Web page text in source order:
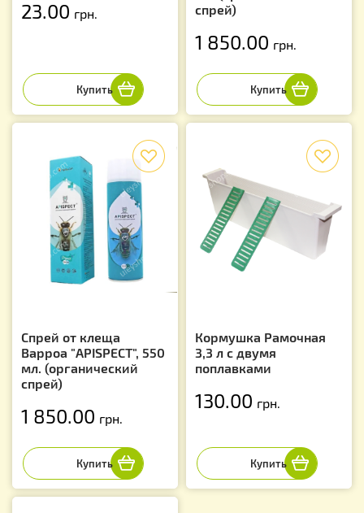
23.00 грн.
спрей)
1 850.00 грн.
f
Спрей от клеща
Варроа "APISPECT", 550
мл. (органический
спрей)
1 850.00 грн.
Кормушка Рамочная
3,3 л с двумя
поплавками
130.00 грн.